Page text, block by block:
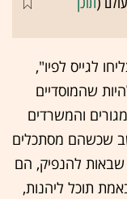
לגייס לפיו",
שהמוסדיים
והמשרדים
שכשהם מסתכלים
שבאות להנפיק, הם
תוכל ליהנות,